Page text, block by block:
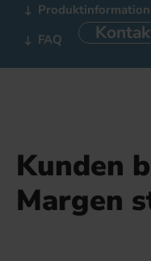
Produktinformation
FAQ
Kunden
Margen